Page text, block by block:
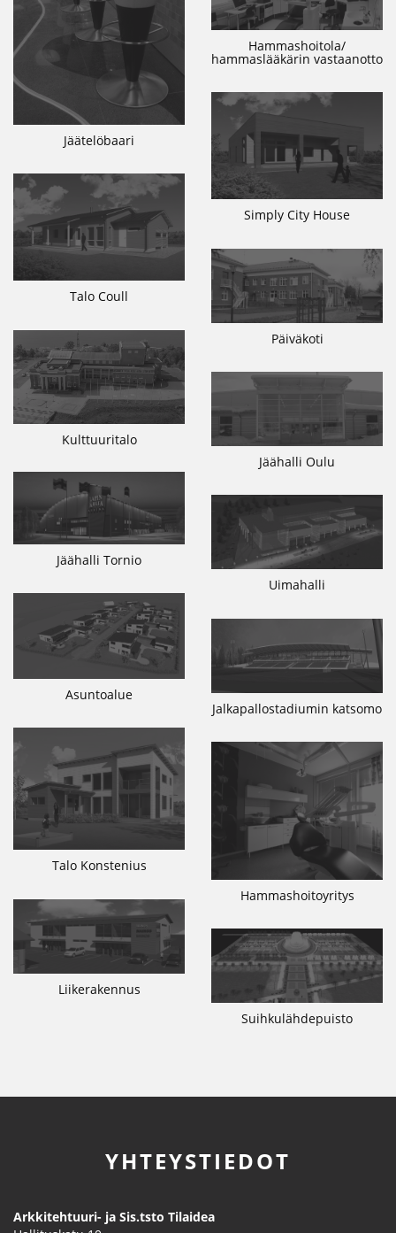
Jäätelöbaari
Hammashoitola/
hammaslääkärin vastaanotto
Simply City House
Talo Coull
Päiväkoti
Kulttuuritalo
Jäähalli Oulu
Jäähalli Tornio
Uimahalli
Asuntoalue
Jalkapallostadiumin katsomo
Talo Konstenius
Hammashoitoyritys
Liikerakennus
Suihkulähdepuisto
YHTEYSTIEDOT
Arkkitehtuuri- ja Sis.tsto Tilaidea